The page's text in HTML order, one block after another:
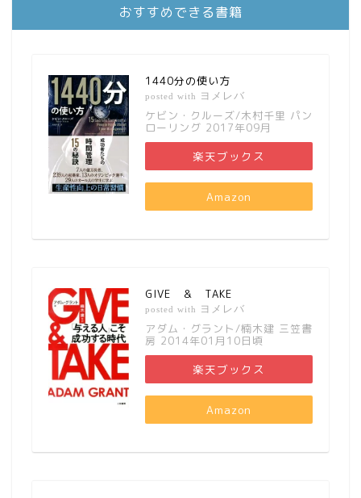
おすすめできる書籍
1440分の使い方
posted with ヨメレバ
ケビン・クルーズ/木村千里 パン
ローリング 2017年09月
楽天ブックス
Amazon
GIVE ＆ TAKE
posted with ヨメレバ
アダム・グラント/楠木建 三笠書
房 2014年01月10日頃
楽天ブックス
Amazon